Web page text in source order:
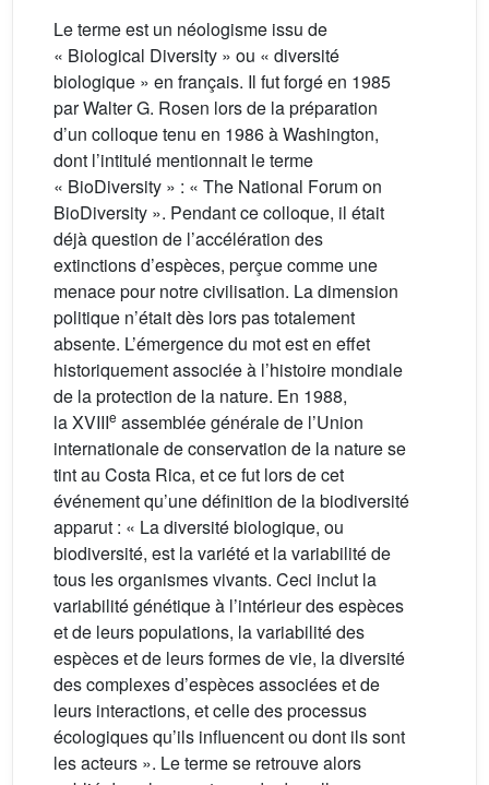
Le terme est un néologisme issu de
« Biological Diversity » ou « diversité
biologique » en français. Il fut forgé en 1985
par Walter G. Rosen lors de la préparation
d’un colloque tenu en 1986 à Washington,
dont l’intitulé mentionnait le terme
« BioDiversity » : « The National Forum on
BioDiversity ». Pendant ce colloque, il était
déjà question de l’accélération des
extinctions d’espèces, perçue comme une
menace pour notre civilisation. La dimension
politique n’était dès lors pas totalement
absente. L’émergence du mot est en effet
historiquement associée à l’histoire mondiale
de la protection de la nature. En 1988,
la XVIIIe assemblée générale de l’Union
internationale de conservation de la nature se
tint au Costa Rica, et ce fut lors de cet
événement qu’une définition de la biodiversité
apparut : « La diversité biologique, ou
biodiversité, est la variété et la variabilité de
tous les organismes vivants. Ceci inclut la
variabilité génétique à l’intérieur des espèces
et de leurs populations, la variabilité des
espèces et de leurs formes de vie, la diversité
des complexes d’espèces associées et de
leurs interactions, et celle des processus
écologiques qu’ils influencent ou dont ils sont
les acteurs ». Le terme se retrouve alors